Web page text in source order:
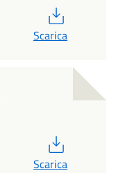
Scarica
Scarica